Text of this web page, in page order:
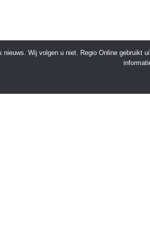
nieuws. Wij volgen u niet. Regio Online gebruikt